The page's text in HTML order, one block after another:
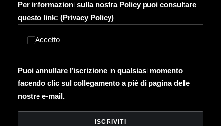
Per informazioni sulla nostra Policy puoi consultare
questo link: (Privacy Policy)
Accetto
Puoi annullare l’iscrizione in qualsiasi momento
facendo clic sul collegamento a piè di pagina delle
nostre e-mail.